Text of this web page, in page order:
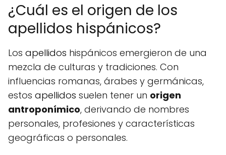
¿Cuál es el origen de los
apellidos hispánicos?
Los apellidos hispánicos emergieron de una
mezcla de culturas y tradiciones. Con
influencias romanas, árabes y germánicas,
estos apellidos suelen tener un origen
antroponímico, derivando de nombres
personales, profesiones y características
geográficas o personales.